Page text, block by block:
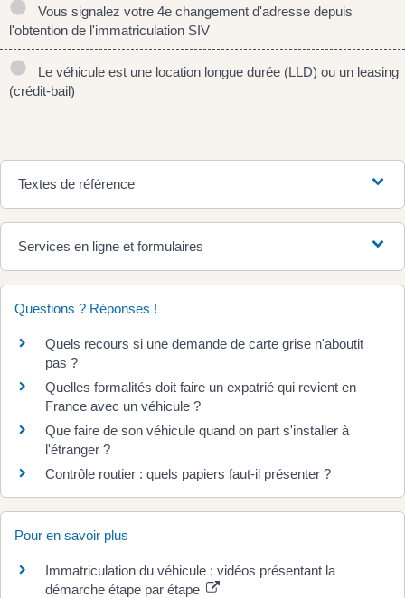
Vous signalez votre 4e changement d'adresse depuis
l'obtention de l'immatriculation SIV
Le véhicule est une location longue durée (LLD) ou un leasing
(crédit-bail)
Textes de référence
Services en ligne et formulaires
Questions ? Réponses !
Quels recours si une demande de carte grise n'aboutit
pas ?
Quelles formalités doit faire un expatrié qui revient en
France avec un véhicule ?
Que faire de son véhicule quand on part s'installer à
l'étranger ?
Contrôle routier : quels papiers faut-il présenter ?
Pour en savoir plus
Immatriculation du véhicule : vidéos présentant la
démarche étape par étape